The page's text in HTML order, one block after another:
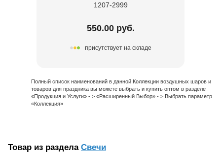
1207-2999
550.00 руб.
присутствует на складе
Полный список наименований в данной Коллекции воздушных шаров и
товаров для праздника вы можете выбрать и купить оптом в разделе
«Продукция и Услуги» - > «Расширенный Выбор» - > Выбрать параметр
«Коллекция»
Товар из раздела Свечи